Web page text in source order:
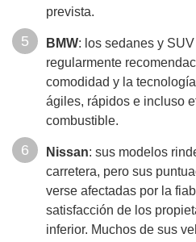
prevista.
BMW: l os sedanes y
regularmente
comodidad y la
ágiles, rápidos e incluso
combustible.
Nissan: sus modelos
carretera, pero sus
verse afectadas por la
satisfacción de los
inferior. Muchos de sus